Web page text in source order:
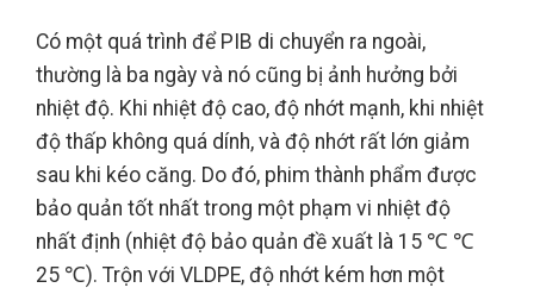
Có một quá trình để PIB di chuyển ra ngoài,
thường là ba ngày và nó cũng bị ảnh hưởng bởi
nhiệt độ. Khi nhiệt độ cao, độ nhớt mạnh, khi nhiệt
độ thấp không quá dính, và độ nhớt rất lớn giảm
sau khi kéo căng. Do đó, phim thành phẩm được
bảo quản tốt nhất trong một phạm vi nhiệt độ
nhất định (nhiệt độ bảo quản đề xuất là 15 ℃ ℃
25 ℃). Trộn với VLDPE, độ nhớt kém hơn một